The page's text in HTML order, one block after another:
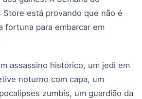
Store está provando que não é
fortuna para embarcar em
assassino histórico, um jedi em
noturno com capa, um
zumbis, um guardião da